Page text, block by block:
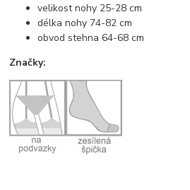
velikost nohy 25-28 cm
délka nohy 74-82 cm
obvod stehna 64-68 cm
Značky: